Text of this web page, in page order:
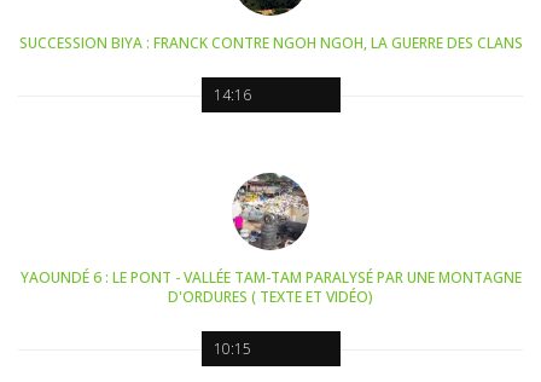
14:16
SUCCESSION BIYA : FRANCK CONTRE NGOH NGOH, LA GUERRE DES CLANS
10:15
YAOUNDÉ 6 : LE PONT - VALLÉE TAM-TAM PARALYSÉ PAR UNE MONTAGNE
D'ORDURES ( TEXTE ET VIDÉO)